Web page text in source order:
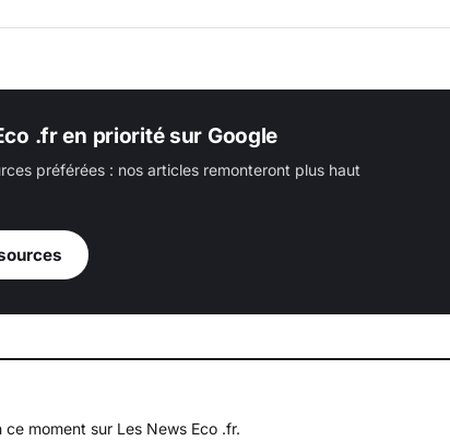
.fr en priorité sur Google
préférées : nos articles remonteront plus haut
moment sur Les News Eco .fr.